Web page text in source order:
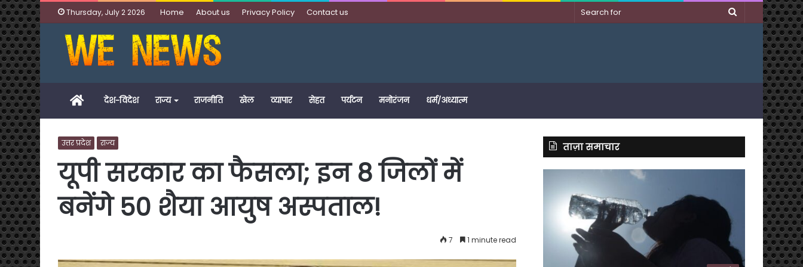
Thursday, July 2 2026 Home About us Privacy Policy Contact us
Search
Homeदेश-विदेश राज्य राजनीति खेल व्यापार सेहत पर्यटन मनोरंजन धर्म/अध्यात्म
उत्तर प्रदेश राज्य
यूपी सरकार का फैसला; इन 8 जिलों में
बनेंगे 50 शैया आयुष अस्पताल!
7 1 minute read
ताज़ा समाचार